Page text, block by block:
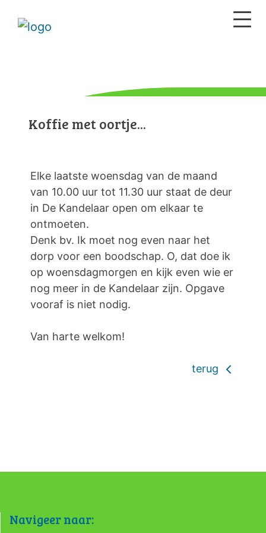
Koffie met oortje...
Elke laatste woensdag van de maand
van 10.00 uur tot 11.30 uur staat de deur
in De Kandelaar open om elkaar te
ontmoeten.
Denk bv. Ik moet nog even naar het
dorp voor een boodschap. O, dat doe ik
op woensdagmorgen en kijk even wie er
nog meer in de Kandelaar zijn. Opgave
vooraf is niet nodig.
Van harte welkom!
terug
Navigeer naar: